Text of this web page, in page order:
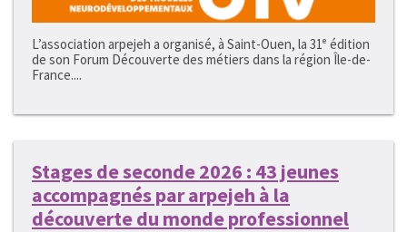
L’association arpejeh a organisé, à Saint-Ouen, la 31ᵉ édition
de son Forum Découverte des métiers dans la région Île-de-
France....
Stages de seconde 2026 : 43 jeunes
accompagnés par arpejeh à la
découverte du monde professionnel